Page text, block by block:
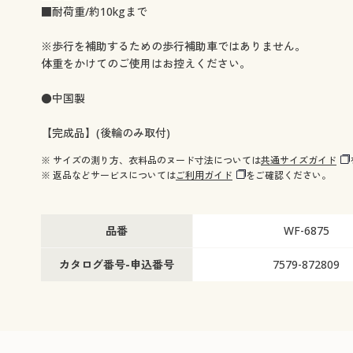
■耐荷重/約10kgまで
※歩行を補助するための歩行補助車ではありません。
体重をかけてのご使用はお控えください。
●中国製
【完成品】(後輪のみ取付)
※ サイズの測り方、衣料品のヌード寸法については共通サイズガイド
※ 返品などサービスについてはご利用ガイド をご確認ください。
品番 WF-6875
カタログ番号-申込番号 7579-872809